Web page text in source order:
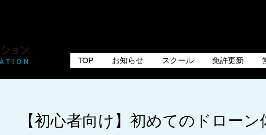
TOP お知らせ スクール 免許更新
【初心者向け】初めてのドローン